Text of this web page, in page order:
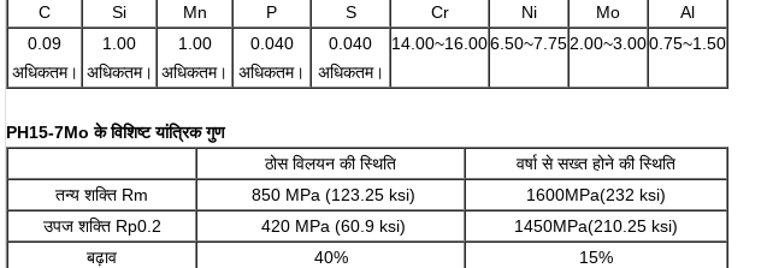
C
Si Mn P S Cr Ni Mo
Al
0.09
अधिकतम।
1.00
अधिकतम।
1.00
अधिकतम।
0.040
अधिकतम।
0.040
अधिकतम।
14.00~16.006.50~7.752.00~3.000.75~1.50
PH15-7Mo के विशिष्ट यांत्रिक गुण
ठोस विलयन की स्थिति
वर्षा से सख्त होने की स्थिति
तन्य शक्ति Rm
850 MPa (123.25 ksi)
1600MPa(232 ksi)
उपज शक्ति Rp0.2
420 MPa (60.9 ksi)
1450MPa(210.25 ksi)
बढ़ाव
40%
15%